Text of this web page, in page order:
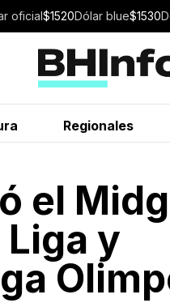
oficial$1520Dólar blue$1530
Regionales
el
y